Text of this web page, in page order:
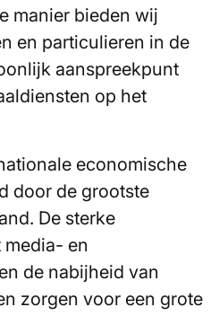
manier bieden wij
en particulieren in de
aanspreekpunt
op het
economische
door de grootste
De sterke
en
de nabijheid van
zorgen voor een grote